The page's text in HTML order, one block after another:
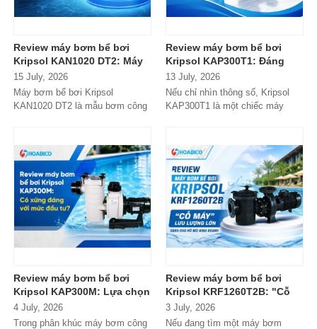
Review máy bơm bể bơi
Kripsol KAN1020 DT2: Máy
bơm công suất lớn có đáng
đầu tư?
15 July, 2026
Máy bơm bể bơi Kripsol
KAN1020 DT2 là mẫu bơm công
Review máy bơm bể bơi
Kripsol KAP300T1: Đáng
đầu tư cho hồ bơi thương
mại?
13 July, 2026
Nếu chỉ nhìn thông số, Kripsol
KAP300T1 là một chiếc máy
Review máy bơm bể bơi
Kripsol KAP300M: Lựa chọn
đáng tiền cho hồ bơi
thương mại?
4 July, 2026
Trong phân khúc máy bơm công
Review máy bơm bể bơi
Kripsol KRF1260T2B: "Cỗ
máy" lưu lượng lớn dành
cho hồ bơi kinh doanh
3 July, 2026
Nếu đang tìm một máy bơm